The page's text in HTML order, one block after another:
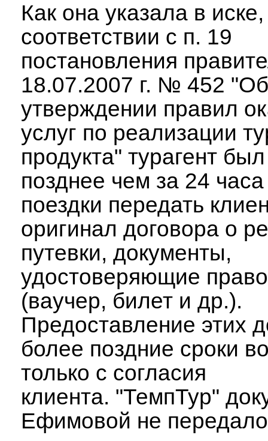
Как она указала в
соответствии с п. 19
постановления
18.07.2007 г. № 452 "Об
утверждении правил
услуг по реализации
продукта" турагент
позднее чем за 24
поездки передать
оригинал договора о
путевки, документы,
удостоверяющие
(ваучер, билет и др.).
Предоставление этих
более поздние сроки
только с согласия
клиента. "ТемпТур"
Ефимовой не